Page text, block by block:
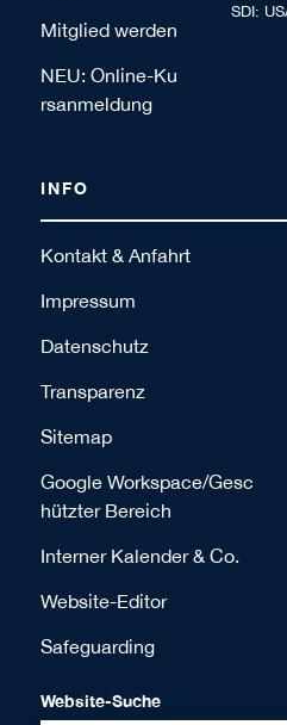
Mitglied werden
NEU: Online-Ku
rsanmeldung
SDI:
INFO
Kontakt & Anfahrt
Impressum
Datenschutz
Transparenz
Sitemap
Google Workspace/Gesc
hützter Bereich
Interner Kalender & Co.
Website-Editor
Safeguarding
Website-Suche